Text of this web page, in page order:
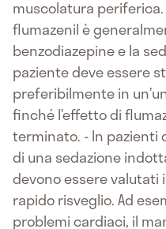
muscolatura periferica.
flumazenil è
benzodiazepine e la
paziente deve essere
preferibilmente in
finché l’effetto di
terminato. - In pazienti
di una sedazione
devono essere valutati
rapido risveglio. Ad
problemi cardiaci, il